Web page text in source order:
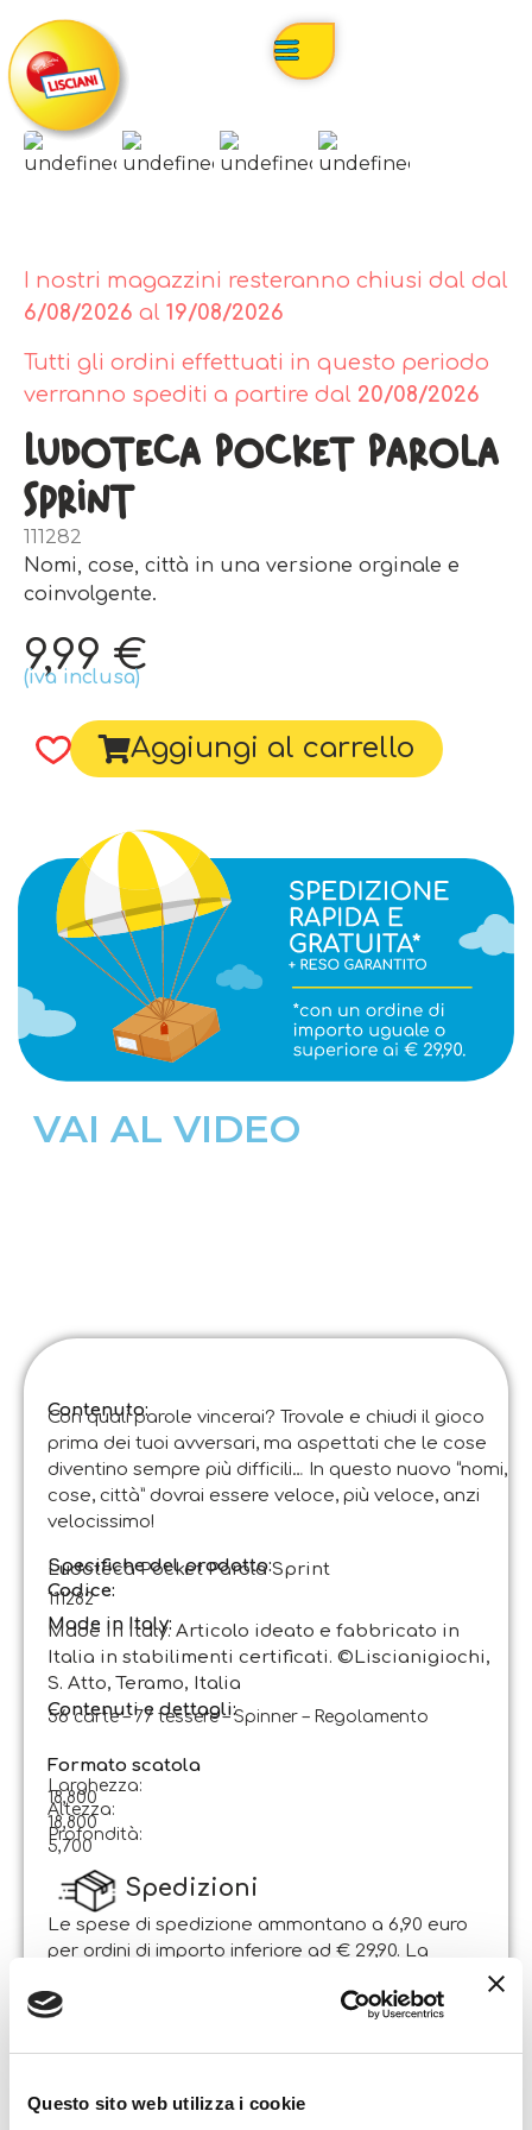
Questo sito web utilizza i cookie
I nostri magazzini resteranno chiusi dal dal
6/08/2026 al 19/08/2026
Tutti gli ordini effettuati in questo periodo
verranno spediti a partire dal 20/08/2026
Ludoteca Pocket Parola
Sprint
111282
Nomi, cose, città in una versione orginale e
coinvolgente.
9,99 €
(iva inclusa)
Aggiungi al carrello
VAI AL VIDEO
Contenuto:
Con quali parole vincerai? Trovale e chiudi il gioco
prima dei tuoi avversari, ma aspettati che le cose
diventino sempre più difficili… In questo nuovo “nomi,
cose, città” dovrai essere veloce, più veloce, anzi
velocissimo!
Specifiche del prodotto:
Ludoteca Pocket Parola Sprint
Codice:
111282
Made in Italy:
Made in Italy. Articolo ideato e fabbricato in
Italia in stabilimenti certificati. ©Liscianigiochi,
S. Atto, Teramo, Italia
Contenuti e dettagli:
56 carte – 77 tessere – Spinner – Regolamento
Formato scatola
Larghezza:
18,800
Altezza:
18,800
Profondità:
5,700
Spedizioni
Le spese di spedizione ammontano a 6,90 euro
per ordini di importo inferiore ad € 29,90. La
superiore.
domenica non si effettuano spedizioni.